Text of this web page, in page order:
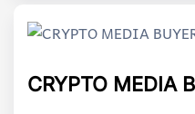
CRYPTO MEDIA